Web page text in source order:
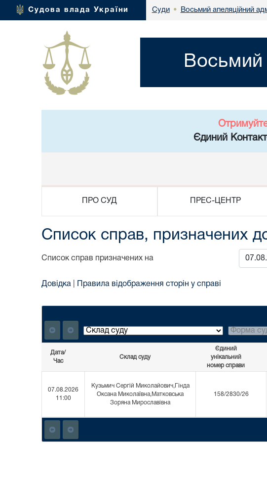
Судова влада України Суди • Восьмий апеляційний
Восьмий
Єдиний
ПРО СУД ПРЕС-ЦЕНТР
Список справ, призначених
Список справ призначених на
Довідка Правила відображення сторін у справі
Дата/
Час
Склад суду
Єдиний
унікальний
номер справи
07.08.2026
11:00
Кузьмич Сергій Миколайович,Гінда
Оксана Миколаївна,Матковська
Зоряна Мирославівна
158/2830/26